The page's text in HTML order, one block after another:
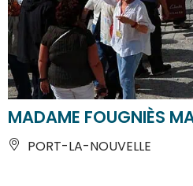
MADAME FOUGNIÈS
PORT-LA-NOUVELLE